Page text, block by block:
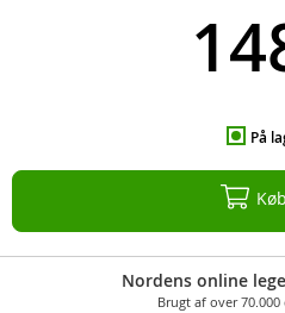
På
Nordens online
Brugt af over